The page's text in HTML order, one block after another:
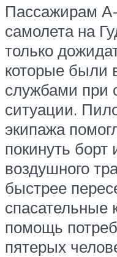
Пассажирам
самолета на
только
которые были
службами при
ситуации.
экипажа
покинуть
воздушного
быстрее
спасательные
помощь
пятерых